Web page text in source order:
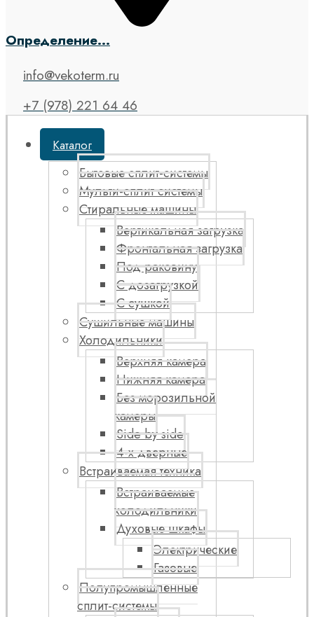
Определение...
info@vekoterm.ru
+7 (978) 221 64 46
Каталог
Бытовые сплит-системы
Мульти-сплит системы
Стиральные машины
Вертикальная загрузка
Фронтальная загрузка
Под раковину
С дозагрузкой
С сушкой
Сушильные машины
Холодильники
Верхняя камера
Нижняя камера
Без морозильной
камеры
Side by side
4-х дверные
Встраиваемая техника
Встраиваемые
холодильники
Духовые шкафы
Электрические
Газовые
Полупромышленные
сплит-системы